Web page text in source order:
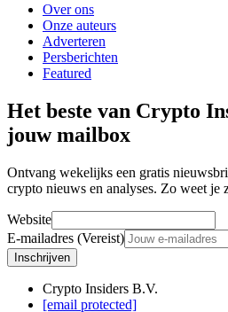
Over ons
Onze auteurs
Adverteren
Persberichten
Featured
Het beste van Crypto
jouw mailbox
Ontvang wekelijks een gratis
crypto nieuws en analyses. Zo weet je
Website
E-mailadres (Vereist)
Inschrijven
Crypto Insiders B.V.
[email protected]